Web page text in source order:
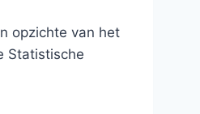
opzichte van het
Statistische